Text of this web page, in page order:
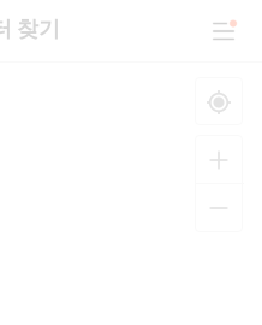
찾기